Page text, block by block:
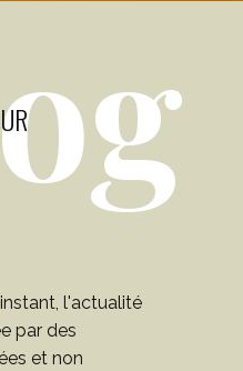
l'actualité
par des
et non